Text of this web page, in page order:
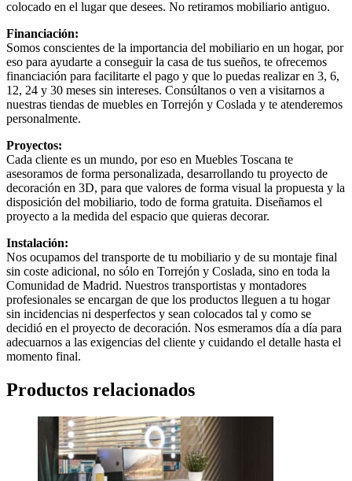
colocado en el lugar que desees. No retiramos mobiliario antiguo.
Financiación:
Somos conscientes de la importancia del mobiliario en un hogar, por
eso para ayudarte a conseguir la casa de tus sueños, te ofrecemos
financiación para facilitarte el pago y que lo puedas realizar en 3, 6,
12, 24 y 30 meses sin intereses. Consúltanos o ven a visitarnos a
nuestras tiendas de muebles en Torrejón y Coslada y te atenderemos
personalmente.
Proyectos:
Cada cliente es un mundo, por eso en Muebles Toscana te
asesoramos de forma personalizada, desarrollando tu proyecto de
decoración en 3D, para que valores de forma visual la propuesta y la
disposición del mobiliario, todo de forma gratuita. Diseñamos el
proyecto a la medida del espacio que quieras decorar.
Instalación:
Nos ocupamos del transporte de tu mobiliario y de su montaje final
sin coste adicional, no sólo en Torrejón y Coslada, sino en toda la
Comunidad de Madrid. Nuestros transportistas y montadores
profesionales se encargan de que los productos lleguen a tu hogar
sin incidencias ni desperfectos y sean colocados tal y como se
decidió en el proyecto de decoración. Nos esmeramos día a día para
adecuarnos a las exigencias del cliente y cuidando el detalle hasta el
momento final.
Productos relacionados